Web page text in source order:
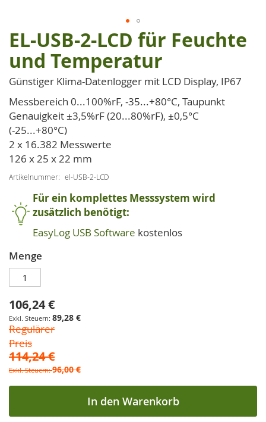
Zum
Anfang
der
Bildgalerie
EL-USB-2-LCD für Feuchte
und Temperatur
Günstiger Klima-Datenlogger mit LCD Display, IP67
Messbereich 0...100%rF, -35...+80°C, Taupunkt
Genauigkeit ±3,5%rF (20...80%rF), ±0,5°C
(-25...+80°C)
2 x 16.382 Messwerte
126 x 25 x 22 mm
Artikelnummer el-USB-2-LCD
Für ein komplettes Messsystem wird
zusätzlich benötigt:
EasyLog USB Software kostenlos
Menge
Sonderpreis
106,24 €
89,28 €
Regulärer
Preis
114,24 €
96,00 €
In den Warenkorb